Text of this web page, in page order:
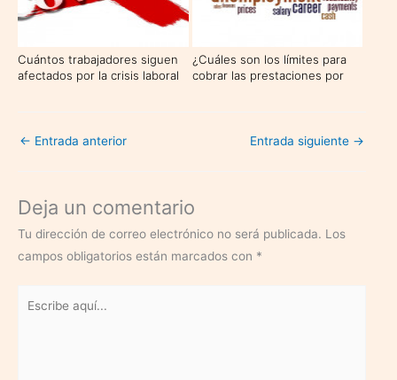
Cuántos trabajadores siguen
afectados por la crisis laboral
¿Cuáles son los límites para
cobrar las prestaciones por
← Entrada anterior Entrada siguiente →
Deja un comentario
Tu dirección de correo electrónico no será publicada. Los
campos obligatorios están marcados con *